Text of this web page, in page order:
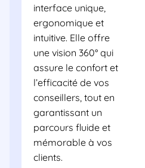
interface unique,
ergonomique et
intuitive. Elle offre
une vision 360° qui
assure le confort et
l’efficacité de vos
conseillers, tout en
garantissant un
parcours fluide et
mémorable à vos
clients.